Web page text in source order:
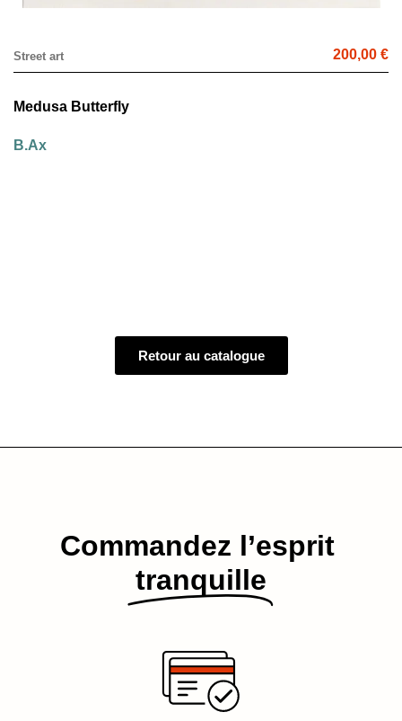
Street art 200,00 €
Medusa Butterfly
B.Ax
Retour au catalogue
Commandez l’esprit​
tranquille